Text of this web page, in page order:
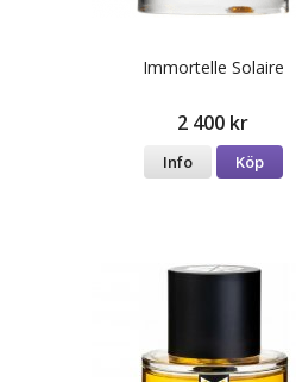
Immortelle Solaire
2 400 kr
Info Köp